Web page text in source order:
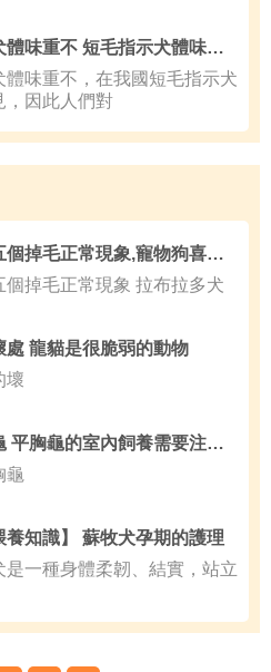
短毛指示犬體味重不 短毛指示犬體味比較輕
體味重不，在我國短毛指示犬
，因此人們對
介紹狗狗五個掉毛正常現象,寵物狗喜歡掉毛的原因分析
個掉毛正常現象 拉布拉多犬
處 龍貓是很脆弱的動物
壞
野生平胸龜 平胸龜的室內飼養需要注意事項
龜
養知識】 蘇牧犬孕期的護理
是一種身體柔韌、結實，站立